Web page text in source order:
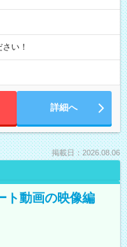
い！
詳細へ
掲載日：2026.08.06
ト動画の映像編